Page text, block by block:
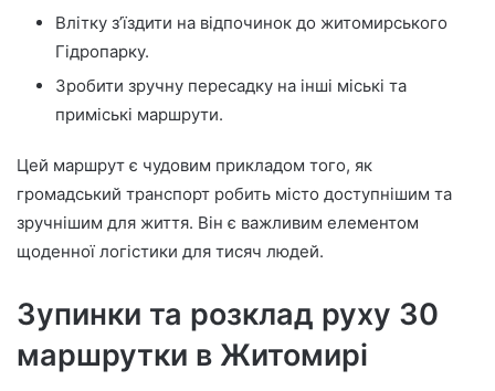
Влітку з’їздити на відпочинок до житомирського
Гідропарку.
Зробити зручну пересадку на інші міські та
приміські маршрути.
Цей маршрут є чудовим прикладом того, як
громадський транспорт робить місто доступнішим та
зручнішим для життя. Він є важливим елементом
щоденної логістики для тисяч людей.
Зупинки та розклад руху 30
маршрутки в Житомирі